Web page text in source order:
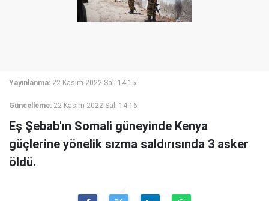
Yayınlanma: 22 Kasım 2022 Salı 14:15
Güncelleme: 22 Kasım 2022 Salı 14:16
Eş Şebab'ın Somali güneyinde Kenya
güçlerine yönelik sızma saldırısında 3 asker
öldü.